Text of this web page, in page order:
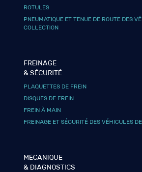
ROTULES
PNEUMATIQUE ET TENUE DE ROUTE DES
COLLECTION
FREINAGE
& SÉCURITÉ
PLAQUETTES DE FREIN
DISQUES DE FREIN
FREIN À MAIN
FREINAGE ET SÉCURITÉ DES VÉHICULES
MÉCANIQUE
& DIAGNOSTICS